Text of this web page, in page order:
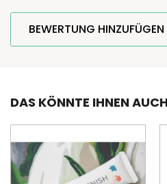
BEWERTUNG HINZUFÜGEN
DAS KÖNNTE IHNEN